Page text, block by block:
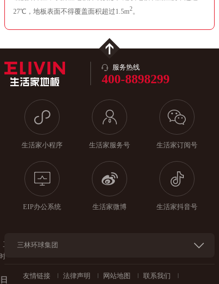
27℃，地板表面不得覆盖面积超过1.5m2。
服务热线
400-8898299
工
生活家小程序 生活家服务号 生活家订阅号
EIP办公系统 生活家微博 生活家抖音号
三林环球集团
友情链接 法律声明 网站地图 联系我们